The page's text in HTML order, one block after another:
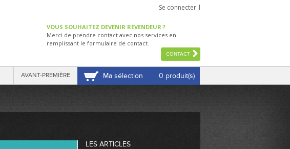
Se connecter
VOUS SOUHAITEZ DEVENIR REVENDEUR ?
Merci de prendre contact avec nos services en
remplissant le formulaire de contact.
CONTACT
AVANT-PREMIÈRE Ma sélection 0 produit(s)
LES ARTICLES